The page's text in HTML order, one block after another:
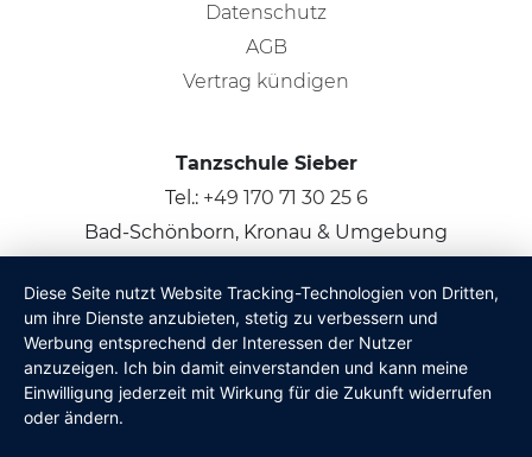
Datenschutz
AGB
Vertrag kündigen
Tanzschule Sieber
Tel.: +49 170 71 30 25 6
Bad-Schönborn, Kronau & Umgebung
© 2026 Claus Sieber
Diese Seite nutzt Website Tracking-Technologien von Dritten,
um ihre Dienste anzubieten, stetig zu verbessern und
Werbung entsprechend der Interessen der Nutzer
anzuzeigen. Ich bin damit einverstanden und kann meine
Einwilligung jederzeit mit Wirkung für die Zukunft widerrufen
oder ändern.